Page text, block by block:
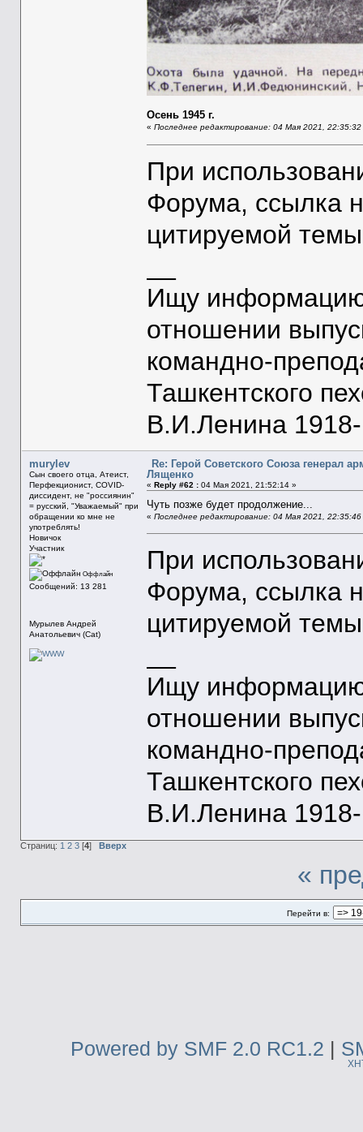
Осень 1945 г.
« Последнее редактирование: 04 Мая 2021, 22:35:32
При
Форума, ссылка
цитируемой
Ищу информацию
отношении
командно-
Ташкентского
В.И.Ленина 1918-
murylev
Сын своего отца, Атеист,
Перфекционист, COVID-
диссидент, не "россиянин"
= русский, "Уважаемый" при
обращении ко мне не
употреблять!
Новичок
Участник
Оффлайн
Сообщений: 13 281
Мурылев Андрей
Анатольевич (Cat)
Re: Герой Советского Союза генерал
Лященко
« Reply #62 :04 Мая 2021, 21:52:14 »
Чуть позже будет продолжение...
« Последнее редактирование: 04 Мая 2021, 22:35:46
При
Форума, ссылка
цитируемой
Ищу информацию
отношении
командно-
Ташкентского
В.И.Ленина 1918-
Страниц: 1 2 3[4] Вверх
«
Перейти в:
Powered by SMF 2.0 RC1.2 |